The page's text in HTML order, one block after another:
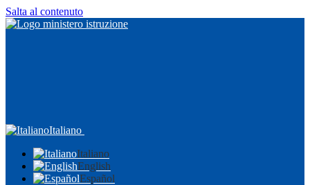
Salta al contenuto
Italiano
Italiano
English
Español